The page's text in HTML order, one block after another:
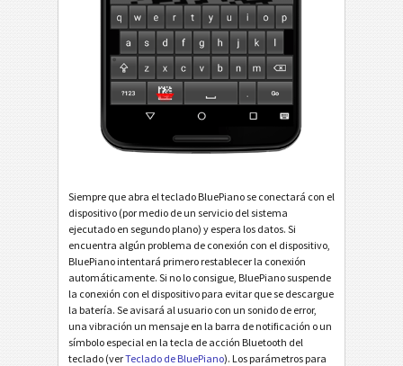
Siempre que abra el teclado BluePiano se conectará con el
dispositivo (por medio de un servicio del sistema
ejecutado en segundo plano) y espera los datos. Si
encuentra algún problema de conexión con el dispositivo,
BluePiano intentará primero restablecer la conexión
automáticamente. Si no lo consigue, BluePiano suspende
la conexión con el dispositivo para evitar que se descargue
la batería. Se avisará al usuario con un sonido de error,
una vibración un mensaje en la barra de notificación o un
símbolo especial en la tecla de acción Bluetooth del
teclado (verTeclado de BluePiano). Los parámetros para